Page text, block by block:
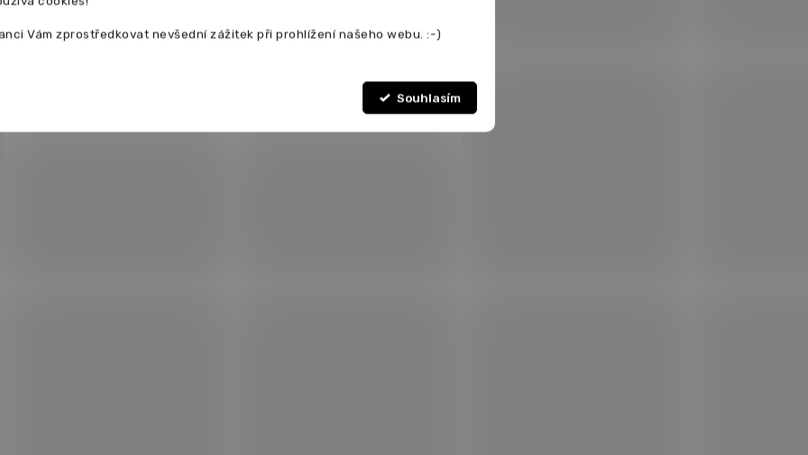
Vám zprostředkovat nevšední zážitek při prohlížení našeho webu. :-)
Souhlasím